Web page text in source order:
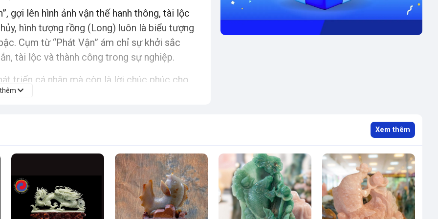
gợi lên hình ảnh vận thế hanh thông, tài lộc
hình tượng rồng (Long) luôn là biểu tượng
Cụm từ “Phát Vận” ám chỉ sự khởi sắc
tài lộc và thành công trong sự nghiệp.
triển cá nhân mà còn là lời chúc phúc cho
xuôi gió, như rồng bay vút lên trời cao.
may, mở rộng cơ hội và mang lại sự thịnh
Mã – Hưng Long Phát Vận
Vận được chế tác từ loại đá quý tự nhiên
hài hòa, tạo nên vẻ đẹp thanh thoát và tinh
nhân lành nghề tại Shop Lạc Việt chạm
Xem thêm